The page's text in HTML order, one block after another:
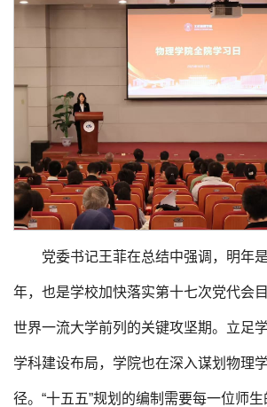
党委书记王菲在总结中强调，明年
年，也是学校加快落实第十七次党代会
世界一流大学前列的关键攻坚期。立足
学科建设布局，学院也在深入谋划物理
径。“十五五”规划的编制需要每一位师